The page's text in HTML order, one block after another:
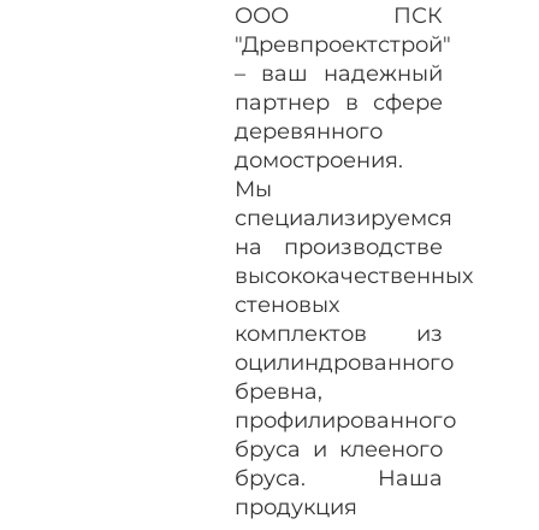
ООО ПСК
"Древпроектстрой"
– ваш надежный
партнер в сфере
деревянного
домостроения.
Мы
специализируемся
на производстве
высококачественных
стеновых
комплектов из
оцилиндрованного
бревна,
профилированного
бруса и клееного
бруса. Наша
продукция